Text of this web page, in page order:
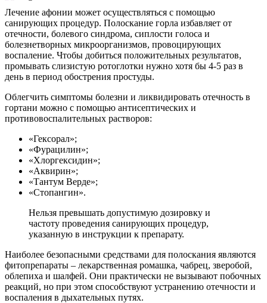
Лечение афонии может осуществляться с помощью
санирующих процедур. Полоскание горла избавляет от
отечности, болевого синдрома, сиплости голоса и
болезнетворных микроорганизмов, провоцирующих
воспаление. Чтобы добиться положительных результатов,
промывать слизистую ротоглотки нужно хотя бы 4-5 раз в
день в период обострения простуды.
Облегчить симптомы болезни и ликвидировать отечность в
гортани можно с помощью антисептических и
противовоспалительных растворов:
«Гексорал»;
«Фурацилин»;
«Хлоргексидин»;
«Аквирин»;
«Тантум Верде»;
«Стопангин».
Нельзя превышать допустимую дозировку и
частоту проведения санирующих процедур,
указанную в инструкции к препарату.
Наиболее безопасными средствами для полоскания являются
фитопрепараты – лекарственная ромашка, чабрец, зверобой,
облепиха и шалфей. Они практически не вызывают побочных
реакций, но при этом способствуют устранению отечности и
воспаления в дыхательных путях.